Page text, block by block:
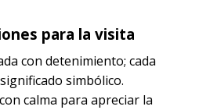
para la visita
con detenimiento; cada
simbólico.
calma para apreciar la